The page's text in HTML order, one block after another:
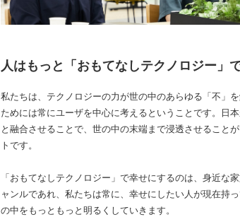
人はもっと「おもてなしテクノロジー」
私たちは、テクノロジーの力が世の中のあらゆる「不」
ためには常にユーザを中心に考えるということです。日
と融合させることで、世の中の末端まで浸透させること
トです。
「おもてなしテクノロジー」で幸せにするのは、身近な
ャンルであれ、私たちは常に、幸せにしたい人が現在持
の中をもっともっと明るくしていきます。